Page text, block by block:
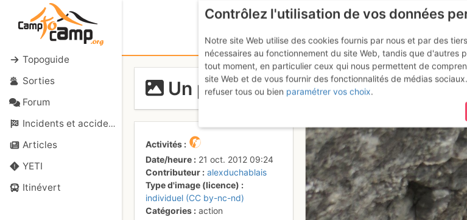
Topoguide
Sorties
Forum
Incidents et accidents
Articles
YETI
Itinévert
Un passage dans un tunnel
Activités
Date/heure
21 oct. 2012 09:24
Contributeur
alexduchablais
Type d'image (licence)
individuel (CC by-nc-nd)
Catégories
action
Contrôlez l'utilisation de vos données
Notre site Web utilise des cookies fournis par nous et par des
nécessaires au fonctionnement du site Web, tandis que d'autres
tout moment, en particulier ceux qui nous permettent de
site Web et de vous fournir des fonctionnalités de médias
refuser tous ou bien paramétrer vos choix.